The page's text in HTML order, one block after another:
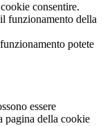
consentire.
funzionamento della
potete
essere
pagina della cookie